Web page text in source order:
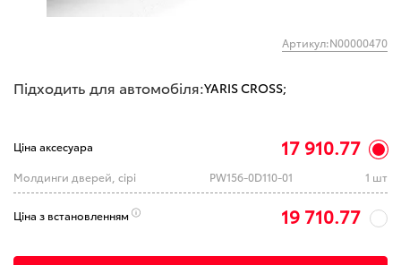
Артикул:N00000470
Підходить для автомобіля:YARIS CROSS;
Ціна аксесуара 17 910.77
Молдинги дверей, сірі PW156-0D110-01 1 шт
Ціна з встановленням 19 710.77